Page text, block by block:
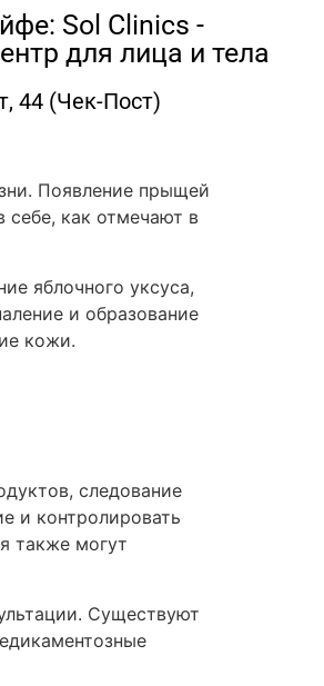
Sol Clinics -
для лица и тела
44 (Чек-Пост)
Появление прыщей
себе, как отмечают в
яблочного уксуса,
и образование
кожи.
следование
и контролировать
также могут
Существуют